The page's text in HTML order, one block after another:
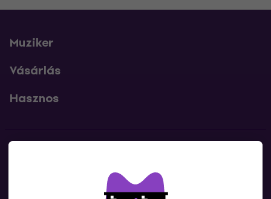
Muziker
Vásárlás
Hasznos
Lépj kapcsolatba velünk